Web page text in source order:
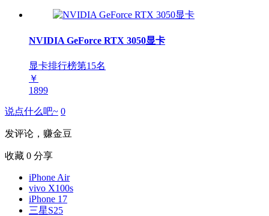
NVIDIA GeForce RTX 3050显卡
显卡排行榜第15名
￥
1899
说点什么吧~ 0
发评论，赚金豆
收藏 0 分享
iPhone Air
vivo X100s
iPhone 17
三星S25